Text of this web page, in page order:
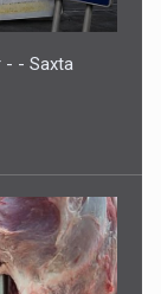
- - Saxta